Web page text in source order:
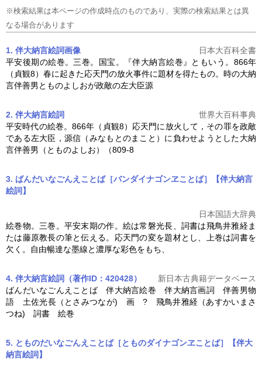
※検索結果は本ページの作成時点のものであり、実際の検索結果とは異
なる場合があります
1. 伴大納言絵詞画像
日本大百科全書
平安後期の絵巻。三巻。国宝。『伴大納言絵巻』ともいう。866年
（貞観8）春に起きた応天門の放火事件に題材を得たもの。時の大納
言伴善男とものよしおが政敵の左大臣源
2. 伴大納言絵詞
世界大百科事典
平安時代の絵巻。866年（貞観8）応天門に放火して，その罪を政敵
である左大臣，源信（みなもとのまこと）に負わせようとした大納
言伴善男（とものよしお）（809-8
3. ばんだいなごんえことば［バンダイナゴンヱことば］【伴大納言
絵詞】
日本国語大辞典
絵巻物。三巻。平安末期の作。絵は常磐光長、詞書は飛鳥井雅経ま
たは藤原教長の筆と伝える。応天門の変を題材とし、上巻は詞書を
欠く。自由暢達な墨線と濃厚な彩色をもち、
4. 伴大納言絵詞（著作ID：420428）
新日本古典籍データベース
ばんだいなごんえことば 伴大納言絵巻 伴大納言画詞 伴善男物
語 土佐光長（とさみつなが) 画 ? 飛鳥井雅経（あすかいまさ
つね) 詞書 絵巻
5. とものだいなごんえことば［とものダイナゴンヱことば］【伴大
納言絵詞】